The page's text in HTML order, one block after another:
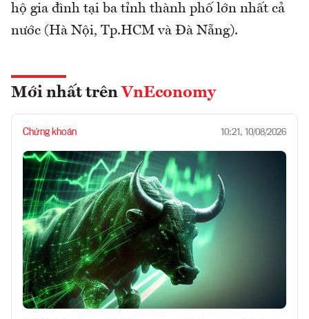
hộ gia đình tại ba tỉnh thành phố lớn nhất cả
nước (Hà Nội, Tp.HCM và Đà Nẵng).
Mới nhất trên VnEconomy
Chứng khoán 10:21, 10/08/2026